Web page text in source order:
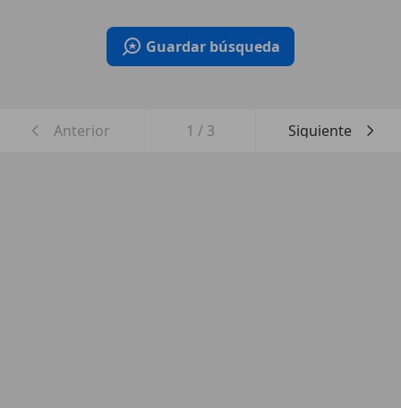
Guardar búsqueda
Anterior 1 / 3 Siguiente